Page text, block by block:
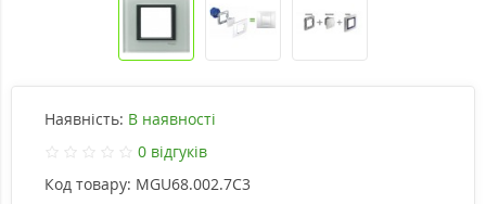
Наявність: В наявності
0 відгуків
Код товару: MGU68.002.7C3